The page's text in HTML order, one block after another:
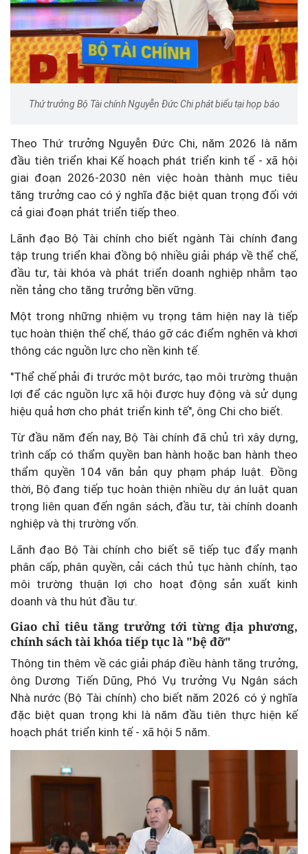
Thứ trưởng Bộ Tài chính Nguyễn Đức Chi phát biểu tại họp báo
Theo Thứ trưởng Nguyễn Đức Chi, năm 2026 là năm
đầu tiên triển khai Kế hoạch phát triển kinh tế - xã hội
giai đoạn 2026-2030 nên việc hoàn thành mục tiêu
tăng trưởng cao có ý nghĩa đặc biệt quan trọng đối với
cả giai đoạn phát triển tiếp theo.
Lãnh đạo Bộ Tài chính cho biết ngành Tài chính đang
tập trung triển khai đồng bộ nhiều giải pháp về thể chế,
đầu tư, tài khóa và phát triển doanh nghiệp nhằm tạo
nền tảng cho tăng trưởng bền vững.
Một trong những nhiệm vụ trọng tâm hiện nay là tiếp
tục hoàn thiện thể chế, tháo gỡ các điểm nghẽn và khơi
thông các nguồn lực cho nền kinh tế.
"Thể chế phải đi trước một bước, tạo môi trường thuận
lợi để các nguồn lực xã hội được huy động và sử dụng
hiệu quả hơn cho phát triển kinh tế", ông Chi cho biết.
Từ đầu năm đến nay, Bộ Tài chính đã chủ trì xây dựng,
trình cấp có thẩm quyền ban hành hoặc ban hành theo
thẩm quyền 104 văn bản quy phạm pháp luật. Đồng
thời, Bộ đang tiếp tục hoàn thiện nhiều dự án luật quan
trọng liên quan đến ngân sách, đầu tư, tài chính doanh
nghiệp và thị trường vốn.
Lãnh đạo Bộ Tài chính cho biết sẽ tiếp tục đẩy mạnh
phân cấp, phân quyền, cải cách thủ tục hành chính, tạo
môi trường thuận lợi cho hoạt động sản xuất kinh
doanh và thu hút đầu tư.
Giao chỉ tiêu tăng trưởng tới từng địa phương,
chính sách tài khóa tiếp tục là "bệ đỡ"
Thông tin thêm về các giải pháp điều hành tăng trưởng,
ông Dương Tiến Dũng, Phó Vụ trưởng Vụ Ngân sách
Nhà nước (Bộ Tài chính) cho biết năm 2026 có ý nghĩa
đặc biệt quan trọng khi là năm đầu tiên thực hiện kế
hoạch phát triển kinh tế - xã hội 5 năm.